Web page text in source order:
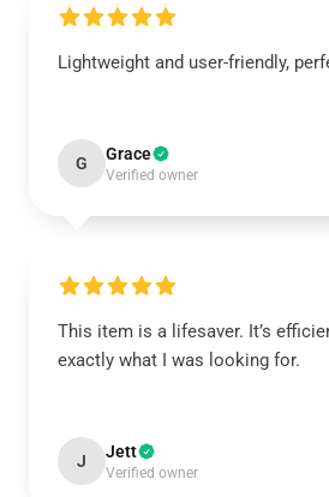
Lightweight and user-friendly,
G Grace
Verified owner
This item is a lifesaver. It’s
exactly what I was looking for.
J Jett
Verified owner